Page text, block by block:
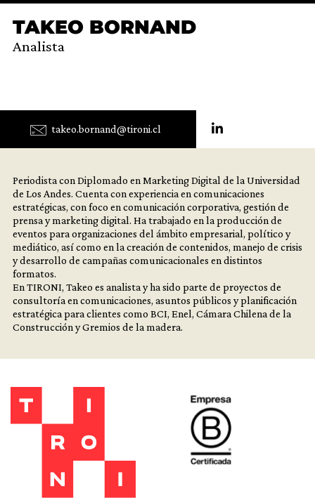
TAKEO BORNAND
Analista
takeo.bornand@tironi.cl
Periodista con Diplomado en Marketing Digital de la Universidad
de Los Andes. Cuenta con experiencia en comunicaciones
estratégicas, con foco en comunicación corporativa, gestión de
prensa y marketing digital. Ha trabajado en la producción de
eventos para organizaciones del ámbito empresarial, político y
mediático, así como en la creación de contenidos, manejo de crisis
y desarrollo de campañas comunicacionales en distintos
formatos.
En TIRONI, Takeo es analista y ha sido parte de proyectos de
consultoría en comunicaciones, asuntos públicos y planificación
estratégica para clientes como BCI, Enel, Cámara Chilena de la
Construcción y Gremios de la madera.